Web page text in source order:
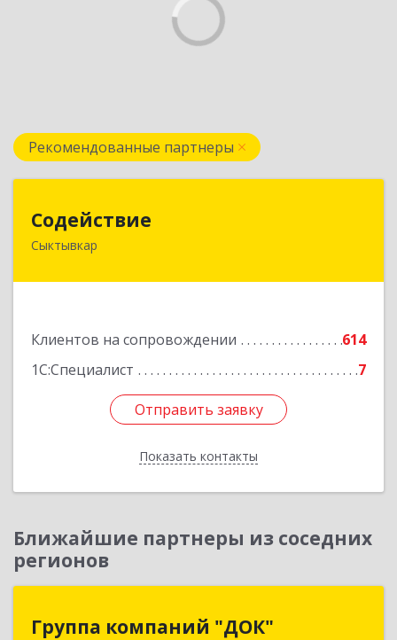
Рекомендованные партнеры
Содействие
Сыктывкар
Клиентов на сопровождении
614
1С:Специалист
7
Отправить заявку
Показать контакты
167004, Коми Респ, Сыктывкар г, Первомайская
Отправить заявку
Назад
Ближайшие партнеры из соседних
регионов
Группа компаний "ДОК"
Группа компаний "ДОК"